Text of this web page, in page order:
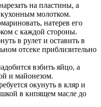
на пластины, а
молотком.
натерев его
с каждой стороны.
в рулет и оставить в
отсеке приблизительно
взбить яйцо, а
и майонезом.
окунуть в кляр и
в кипящем масле до